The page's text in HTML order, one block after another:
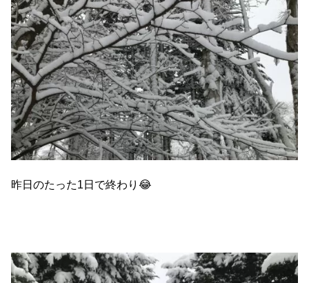
昨日のたった1日で終わり😂